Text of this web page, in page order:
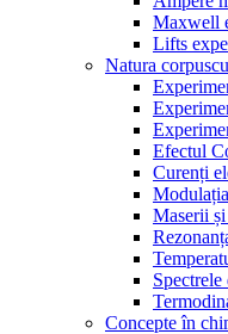
Maxwell
Lifts
Natura
Efectul
Curenți
Maserii
Concepte în